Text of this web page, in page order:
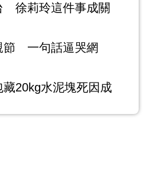
徐莉玲這件事成關
節 一句話逼哭網
20kg水泥塊死因成